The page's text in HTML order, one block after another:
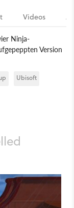
Videos
Ninja-
Version
Ubisoft